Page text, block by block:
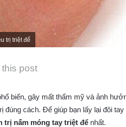
trị triệt để
this post
biến, gây mất thẩm mỹ và ảnh
đúng cách. Để giúp bạn lấy lại đôi
trị nấm móng tay triệt để nhất.